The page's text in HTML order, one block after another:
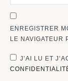
ENREGISTRER
LE NAVIGATEUR
J’AI LU ET